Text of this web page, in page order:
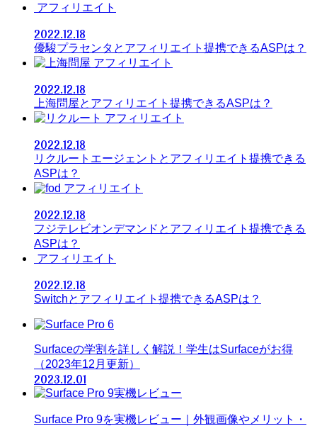
アフィリエイト
2022.12.18
優駿プラセンタとアフィリエイト提携できるASPは？
アフィリエイト
2022.12.18
上海問屋とアフィリエイト提携できるASPは？
アフィリエイト
2022.12.18
リクルートエージェントとアフィリエイト提携できる
ASPは？
アフィリエイト
2022.12.18
フジテレビオンデマンドとアフィリエイト提携できる
ASPは？
アフィリエイト
2022.12.18
Switchとアフィリエイト提携できるASPは？
Surfaceの学割を詳しく解説！学生はSurfaceがお得
（2023年12月更新）
2023.12.01
Surface Pro 9を実機レビュー｜外観画像やメリット・